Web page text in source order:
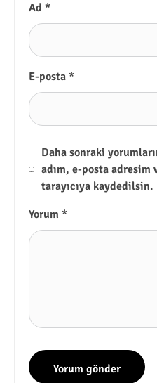
Ad *
E-posta *
Daha sonraki
adım, e-posta adresim
tarayıcıya kaydedilsin.
Yorum *